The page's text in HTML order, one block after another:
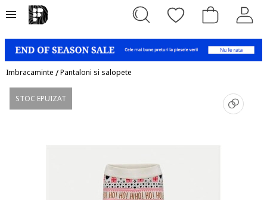
Imbracaminte /Pantaloni si salopete
STOC EPUIZAT